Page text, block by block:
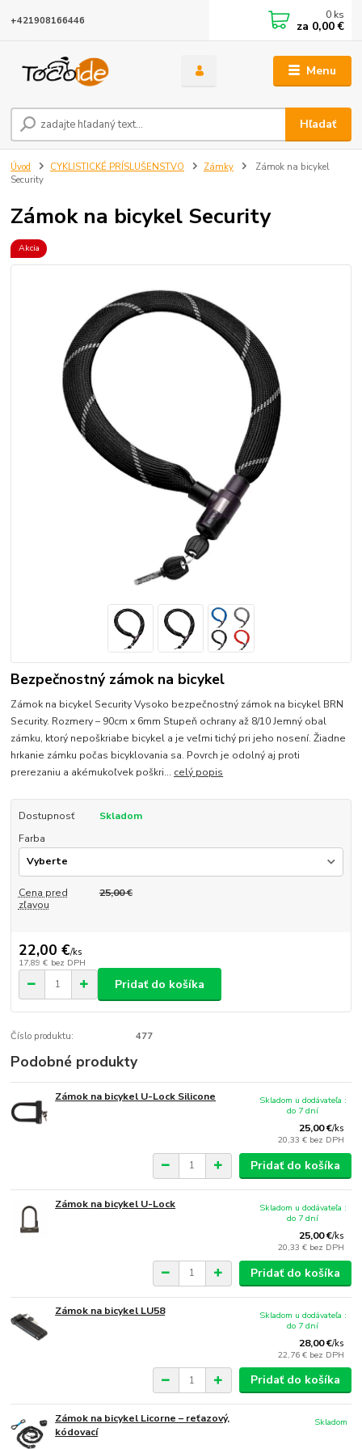
Menu
Hľadať
+421908166446 0 ks
za 0,00 €
Úvod CYKLISTICKÉ PRÍSLUŠENSTVO Zámky
Zámok na bicykel
Security
Zámok na bicykel Security
Akcia
Bezpečnostný zámok na bicykel
Zámok na bicykel Security Vysoko bezpečnostný zámok na bicykel BRN
Security. Rozmery – 90cm x 6mm Stupeň ochrany až 8/10 Jemný obal
zámku, ktorý nepoškriabe bicykel a je veľmi tichý pri jeho nosení. Žiadne
hrkanie zámku počas bicyklovania sa. Povrch je odolný aj proti
prerezaniu a akémukoľvek poškri... celý popis
Dostupnosť
Skladom
Farba
Cena pred
zľavou
25,00 €
22,00 €/ks
17,89 € bez DPH
Pridať do košíka
Číslo produktu: 477
Podobné produkty
Zámok na bicykel U-Lock Silicone
25,00 €/ks
20,33 € bez DPH
Skladom u dodávateľa :
do 7 dní
Pridať do košíka
Zámok na bicykel U-Lock
25,00 €/ks
20,33 € bez DPH
Skladom u dodávateľa :
do 7 dní
Pridať do košíka
Zámok na bicykel LU58
28,00 €/ks
22,76 € bez DPH
Skladom u dodávateľa :
do 7 dní
Pridať do košíka
Zámok na bicykel Licorne – reťazový,
kódovací
Skladom